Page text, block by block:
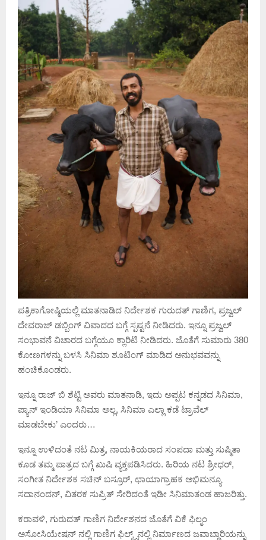
ಪತ್ರಿಕಾಗೋಷ್ಠಿಯಲ್ಲಿ ಮಾತನಾಡಿದ ನಿರ್ದೇಶಕ ಗುರುದತ್ ಗಾಣಿಗ, ಪ್ರಜ್ವಲ್
ದೇವರಾಜ್ ಡಬ್ಬಿಂಗ್ ವಿವಾದದ ಬಗ್ಗೆ ಸ್ಪಷ್ಟನೆ ನೀಡಿದರು. ಇನ್ನೂ ಪ್ರಜ್ವಲ್
ಸಂಭಾವನೆ ವಿಚಾರದ ಬಗ್ಗೆಯೂ ಕ್ಲಾರಿಟಿ ನೀಡಿದರು. ಜೊತೆಗೆ ಸುಮಾರು 380
ಕೋಣಗಳನ್ನು ಬಳಸಿ ಸಿನಿಮಾ ಶೂಟಿಂಗ್ ಮಾಡಿದ ಅನುಭವವನ್ನು
ಹಂಚಿಕೊಂಡರು.
ಇನ್ನೂ ರಾಜ್ ಬಿ ಶೆಟ್ಟಿ ಅವರು ಮಾತನಾಡಿ, ಇದು ಅಪ್ಪಟ ಕನ್ನಡದ ಸಿನಿಮಾ,
ಪ್ಯಾನ್ ಇಂಡಿಯಾ ಸಿನಿಮಾ ಅಲ್ಲ, ಸಿನಿಮಾ ಎಲ್ಲಾ ಕಡೆ ಟ್ರಾವೆಲ್
ಮಾಡಬೇಕು’ ಎಂದರು…
ಇನ್ನೂ ಉಳಿದಂತೆ ನಟ ಮಿತ್ರ, ನಾಯಕಿಯರಾದ ಸಂಪದಾ ಮತ್ತು ಸುಷ್ಮಿತಾ
ಕೂಡ ತಮ್ಮ ಪಾತ್ರದ ಬಗ್ಗೆ ಖುಷಿ ವ್ಯಕ್ತಪಡಿಸಿದರು. ಹಿರಿಯ ನಟ ಶ್ರೀಧರ್,
ಸಂಗೀತ ನಿರ್ದೇಶಕ ಸಚಿನ್ ಬಸ್ರೂರ್, ಛಾಯಾಗ್ರಾಹಕ ಅಭಿಮನ್ಯೂ
ಸದಾನಂದನ್, ವಿತರಕ ಸುಪ್ರಿತ್ ಸೇರಿದಂತೆ ಇಡೀ ಸಿನಿಮಾತಂಡ ಹಾಜರಿತ್ತು.
ಕರಾವಳಿ, ಗುರುದತ್ ಗಾಣಿಗ ನಿರ್ದೇಶನದ ಜೊತೆಗೆ ವಿಕೆ ಫಿಲ್ಮಂ
ಅಸೋಸಿಯೇಷನ್ ನಲ್ಲಿ ಗಾಣಿಗ ಫಿಲ್ಮ್ಸ್‌ನಲ್ಲಿ ನಿರ್ಮಾಣದ ಜವಾಬ್ದಾರಿಯನ್ನು